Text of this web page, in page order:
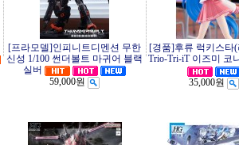
[프라모델]인피니트디멘션 무한
신성 1/100 썬더볼트 마귀어 블랙
실버
59,000원
[경품]후류 럭키스타
Trio-Tri-iT 이즈미 코
35,000원